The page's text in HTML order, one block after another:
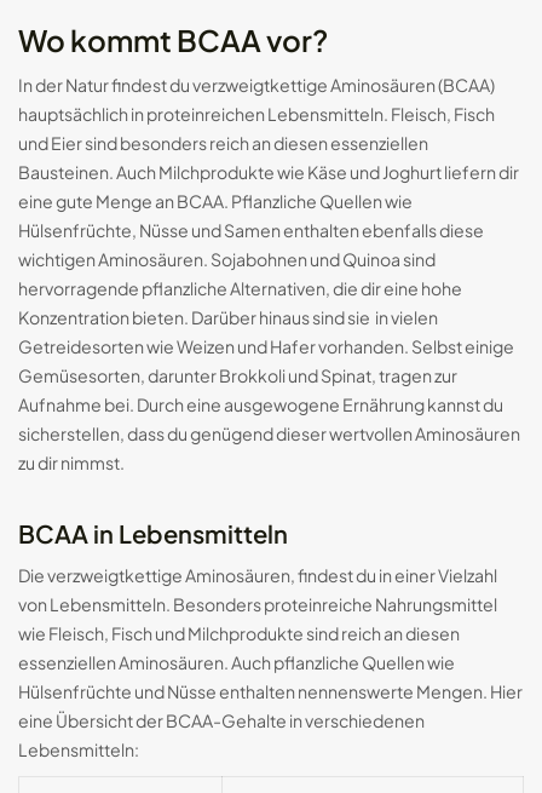
Wo kommt BCAA vor?
In der Natur findest du verzweigtkettige Aminosäuren (BCAA)
hauptsächlich in proteinreichen Lebensmitteln. Fleisch, Fisch
und Eier sind besonders reich an diesen essenziellen
Bausteinen. Auch Milchprodukte wie Käse und Joghurt liefern dir
eine gute Menge an BCAA. Pflanzliche Quellen wie
Hülsenfrüchte, Nüsse und Samen enthalten ebenfalls diese
wichtigen Aminosäuren. Sojabohnen und Quinoa sind
hervorragende pflanzliche Alternativen, die dir eine hohe
Konzentration bieten. Darüber hinaus sind sie in vielen
Getreidesorten wie Weizen und Hafer vorhanden. Selbst einige
Gemüsesorten, darunter Brokkoli und Spinat, tragen zur
Aufnahme bei. Durch eine ausgewogene Ernährung kannst du
sicherstellen, dass du genügend dieser wertvollen Aminosäuren
zu dir nimmst.
BCAA in Lebensmitteln
Die verzweigtkettige Aminosäuren, findest du in einer Vielzahl
von Lebensmitteln. Besonders proteinreiche Nahrungsmittel
wie Fleisch, Fisch und Milchprodukte sind reich an diesen
essenziellen Aminosäuren. Auch pflanzliche Quellen wie
Hülsenfrüchte und Nüsse enthalten nennenswerte Mengen. Hier
eine Übersicht der BCAA-Gehalte in verschiedenen
Lebensmitteln: